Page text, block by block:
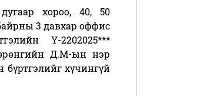
хороо, 40, 50
3 давхар оффис
Ү-2202025***
Д.М-ын нэр
бүртгэлийг хүчингүй